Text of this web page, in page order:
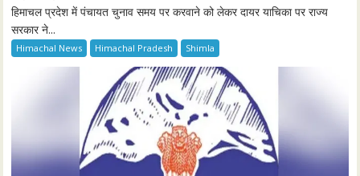
हिमाचल प्रदेश में पंचायत चुनाव समय पर करवाने को लेकर दायर याचिका पर राज्य
सरकार ने...
Himachal News Himachal Pradesh Shimla